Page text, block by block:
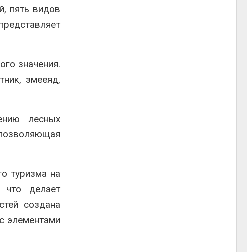
пять видов
значения.
змееяд,
лесных
туризма на
делает
создана
элементами